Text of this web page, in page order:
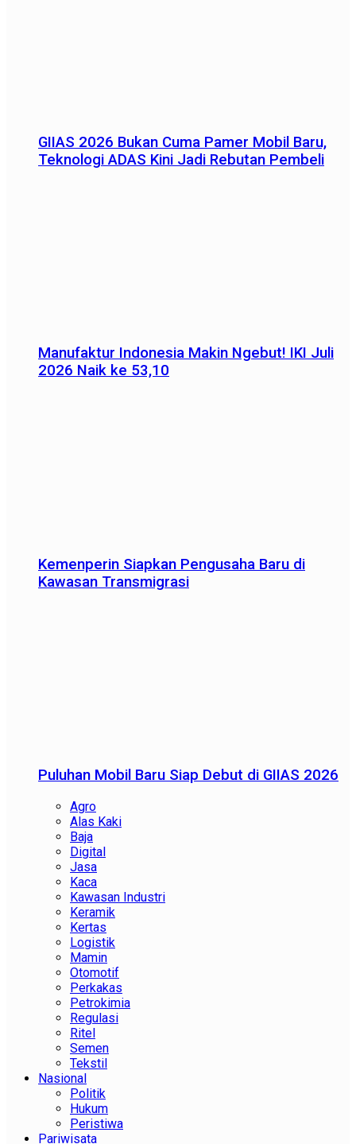
GIIAS 2026 Bukan Cuma Pamer Mobil Baru,
Teknologi ADAS Kini Jadi Rebutan Pembeli
Manufaktur Indonesia Makin Ngebut! IKI Juli
2026 Naik ke 53,10
Kemenperin Siapkan Pengusaha Baru di
Kawasan Transmigrasi
Puluhan Mobil Baru Siap Debut di GIIAS 2026
Agro
Alas Kaki
Baja
Digital
Jasa
Kaca
Kawasan Industri
Keramik
Kertas
Logistik
Mamin
Otomotif
Perkakas
Petrokimia
Regulasi
Ritel
Semen
Tekstil
Nasional
Politik
Hukum
Peristiwa
Pariwisata